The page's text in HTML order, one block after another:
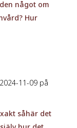
något om
Hur
11-09 på
såhär det